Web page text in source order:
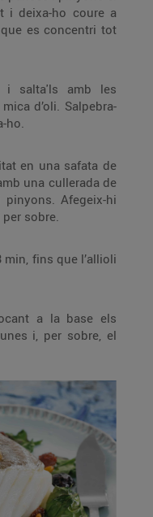
a
es concentri tot
i salta'ls amb les
ho.
en una safata de
Afegeix-hi
per sobre.
min, fins que l’allioli
a la base els
el